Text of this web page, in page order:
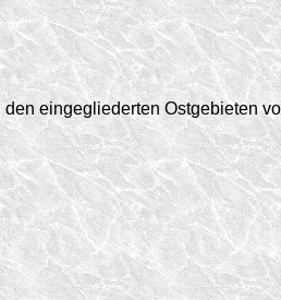
eingegliederten Ostgebieten